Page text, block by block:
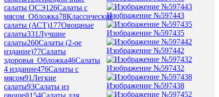
салаты ОСЭ126Салаты с
мясом_Обложка78Классические
салаты (АСТ)177Овощные
салаты331Лучшие
салаты260Салаты (2-ое
издание)77Салаты
здоровья_Обложка46Салаты
4 издание476Салаты с
мясом91Легкие
салаты93Салаты из
Изображение №597443
Изображение №597435
Изображение №597442
Изображение №597432
Изображение №597438